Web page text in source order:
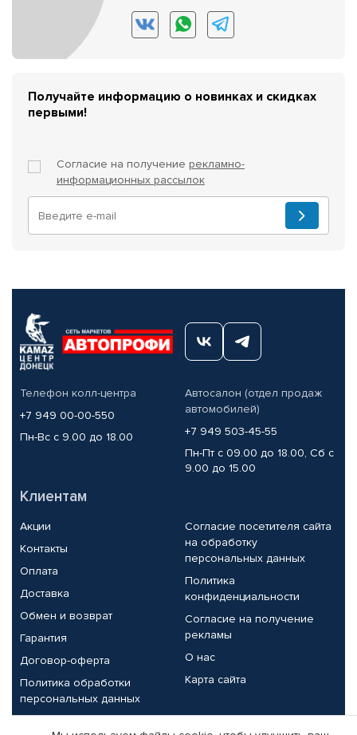
Получайте информацию о новинках и скидках
первыми!
Согласие на получение рекламно-
информационных рассылок
Телефон колл-центра
+7 949 00-00-550
Пн-Вс с 9.00 до 18.00
Автосалон (отдел продаж
автомобилей)
+7 949 503-45-55
Пн-Пт с 09.00 до 18.00, Сб с
9.00 до 15.00
Клиентам
Акции
Контакты
Оплата
Доставка
Обмен и возврат
Гарантия
Договор-оферта
Политика обработки
персональных данных
Согласие посетителя сайта
на обработку
персональных данных
Политика
конфиденциальности
Согласие на получение
рекламы
О нас
Карта сайта